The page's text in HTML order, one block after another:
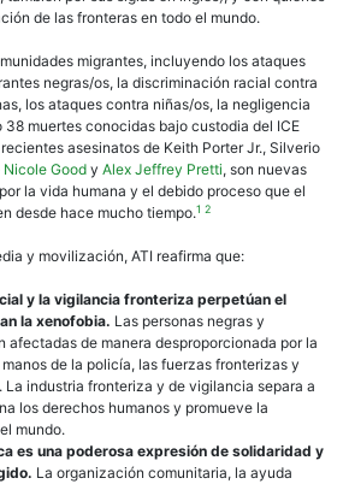
de las fronteras en todo el mundo.
migrantes, incluyendo los ataques
negras/os, la discriminación racial contra
los ataques contra niñas/os, la negligencia
muertes conocidas bajo custodia del ICE
asesinatos de Keith Porter Jr., Silverio
Nicole Goody Alex Jeffrey Pretti, son nuevas
la vida humana y el debido proceso que el
desde hace mucho tiempo.1 2
y movilización, ATI reafirma que:
y la vigilancia fronteriza perpetúan el
la xenofobia. Las personas negras y
afectadas de manera desproporcionada por la
de la policía, las fuerzas fronterizas y
La industria fronteriza y de vigilancia separa a
los derechos humanos y promueve la
mundo.
es una poderosa expresión de solidaridad y
La organización comunitaria, la ayuda